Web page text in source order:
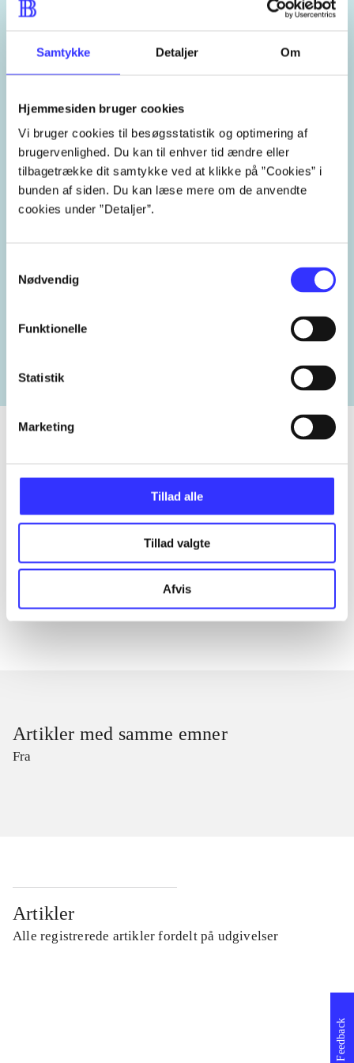
Samtykke Detaljer Om
Hjemmesiden bruger cookies
Vi bruger cookies til besøgsstatistik og optimering af
brugervenlighed. Du kan til enhver tid ændre eller
tilbagetrække dit samtykke ved at klikke på ”Cookies” i
bunden af siden. Du kan læse mere om de anvendte
cookies under ”Detaljer”.
Nødvendig
Funktionelle
Statistik
Marketing
Tillad alle
Tillad valgte
Afvis
inklusion didaktik
hjælpemidler læsning
læsevanskeligheder
skrivevanskeligheder
heste børnebøger hestesygdomme vokal
Tidsskrift
lorem ipsum dolor sit amet ...
Tidsskrift
handler ofte om
Artikler med samme emner
Fra
Artikler
Alle registrerede artikler fordelt på udgivelser
Feedback